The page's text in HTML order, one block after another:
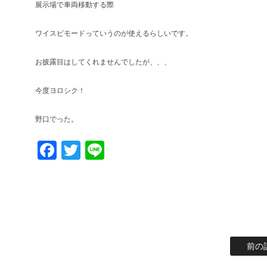
展示場で車両移動する際
ワイスピモードっていうのが使えるらしいです。
お披露目はしてくれませんでしたが、、、
今度ヨロシク！
野口でった。
Facebook
Twitter
前の